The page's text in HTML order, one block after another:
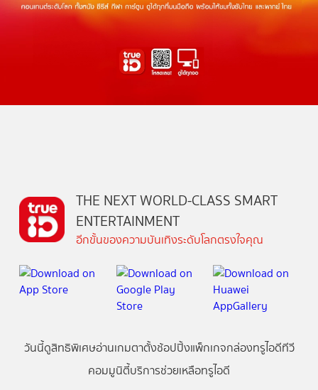
THE NEXT WORLD-CLASS SMART
ENTERTAINMENT
อีกขั้นของความบันเทิงระดับโลกตรงใจคุณ
วันนี้ดูสิทธิพิเศษอ่านเกมตาตั้งช้อปปิ้งแพ็กเกจกล่องทรูไอดีทีวี
คอมมูนิตี้บริการช่วยเหลือทรูไอดี